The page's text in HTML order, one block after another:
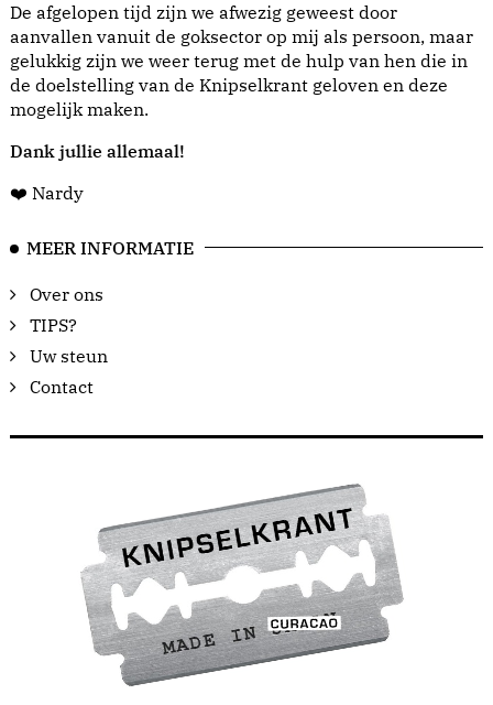
De afgelopen tijd zijn we afwezig geweest door
aanvallen vanuit de goksector op mij als persoon, maar
gelukkig zijn we weer terug met de hulp van hen die in
de doelstelling van de Knipselkrant geloven en deze
mogelijk maken.
Dank jullie allemaal!
❤️ Nardy
MEER INFORMATIE
Over ons
TIPS?
Uw steun
Contact